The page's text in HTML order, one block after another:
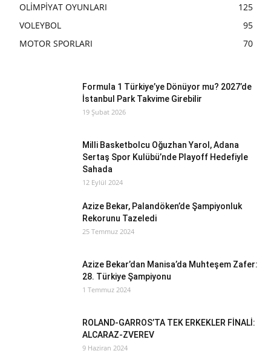
OLİMPİYAT OYUNLARI
125
VOLEYBOL
95
MOTOR SPORLARI
70
Formula 1 Türkiye’ye Dönüyor mu? 2027’de
İstanbul Park Takvime Girebilir
19 Şubat 2026
Milli Basketbolcu Oğuzhan Yarol, Adana
Sertaş Spor Kulübü’nde Playoff Hedefiyle
Sahada
12 Eylül 2024
Azize Bekar, Palandöken’de Şampiyonluk
Rekorunu Tazeledi
25 Temmuz 2024
Azize Bekar’dan Manisa’da Muhteşem Zafer:
28. Türkiye Şampiyonu
1 Temmuz 2024
ROLAND-GARROS’TA TEK ERKEKLER FİNALİ:
ALCARAZ-ZVEREV
9 Haziran 2024